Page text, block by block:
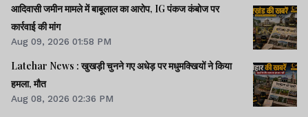
आदिवासी जमीन मामले में बाबूलाल का आरोप, IG पंकज कंबोज पर
कार्रवाई की मांग
Aug 09, 2026 01:58 PM
Latehar News : खुखड़ी चुनने गए अधेड़ पर मधुमक्खियों ने किया
हमला, मौत
Aug 08, 2026 02:36 PM